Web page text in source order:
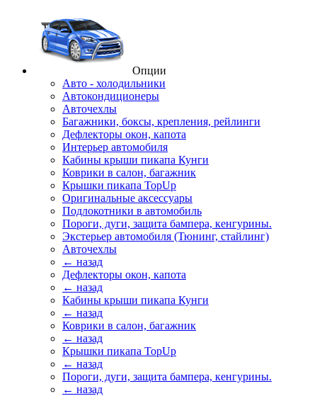
Опции
Авто - холодильники
Автокондиционеры
Авточехлы
Багажники, боксы, крепления, рейлинги
Дефлекторы окон, капота
Интерьер автомобиля
Кабины крыши пикапа Кунги
Коврики в салон, багажник
Крышки пикапа TopUp
Оригинальные аксессуары
Подлокотники в автомобиль
Пороги, дуги, защита бампера, кенгурины.
Экстерьер автомобиля (Тюнинг, стайлинг)
Авточехлы
← назад
Дефлекторы окон, капота
← назад
Кабины крыши пикапа Кунги
← назад
Коврики в салон, багажник
← назад
Крышки пикапа TopUp
← назад
Пороги, дуги, защита бампера, кенгурины.
← назад